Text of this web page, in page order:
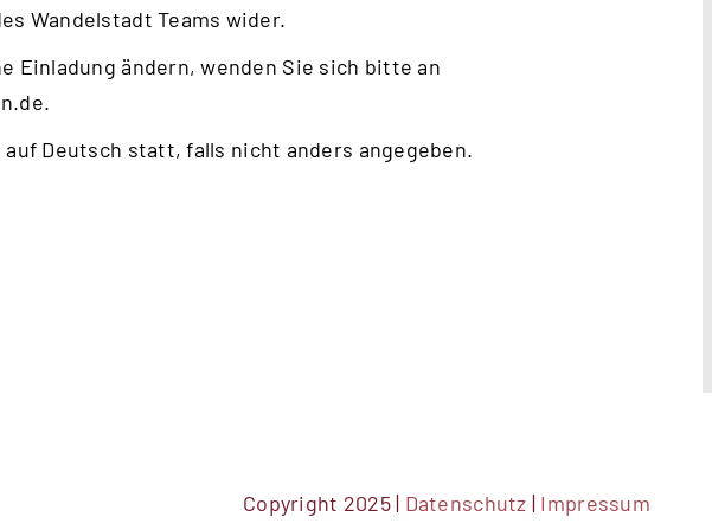
Wandelstadt Teams wider.
Einladung ändern, wenden Sie sich bitte an
.
Deutsch statt, falls nicht anders angegeben.
Copyright 2025 | Datenschutz | Impressum